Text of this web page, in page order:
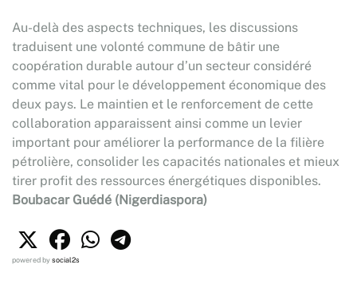
Au-delà des aspects techniques, les discussions
traduisent une volonté commune de bâtir une
coopération durable autour d’un secteur considéré
comme vital pour le développement économique des
deux pays. Le maintien et le renforcement de cette
collaboration apparaissent ainsi comme un levier
important pour améliorer la performance de la filière
pétrolière, consolider les capacités nationales et mieux
tirer profit des ressources énergétiques disponibles.
Boubacar Guédé (Nigerdiaspora)
powered bysocial2s